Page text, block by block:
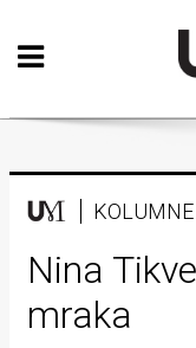
Početna
Vizualne
Teatar
Književnost
Muzika
KOLUMNE
Nina
mraka